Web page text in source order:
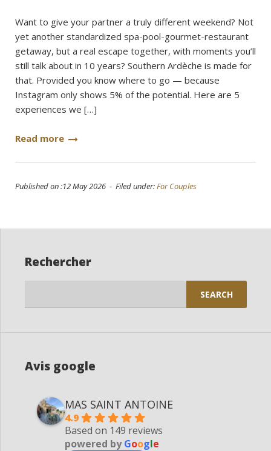
Want to give your partner a truly different weekend? Not
yet another standardized spa-pool-gourmet-restaurant
getaway, but a real escape together, with moments you’ll
still talk about in 10 years? Southern Ardèche is made for
that. Provided you know where to go — because
Instagram only shows 5% of the potential. Here are 5
experiences we […]
Read more
Published on :12 May 2026 - Filed under:For Couples
Rechercher
Avis google
MAS SAINT ANTOINE
4.9
Based on 149 reviews
powered byGoogle